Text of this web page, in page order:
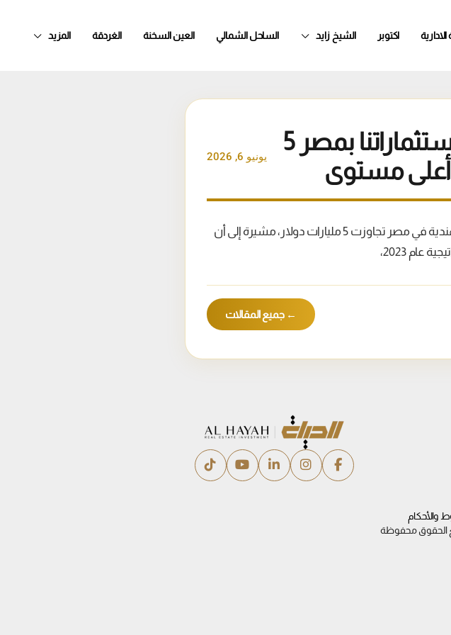
اكتوبر الشيخ زايد الساحل الشمالي العين السخنة الغردقة المزيد
نائب سفير الهند بالإسكندرية: استثماراتنا بمصر 5
أعلى مستوى
يونيو 6, 2026
أكدت سي سوشما، نائب سفير الهند بالقاهرة، أن الاستثمارات الهندية في مصر تجاوزت 5 مليارات دولار، مشيرة إلى أن
2023،
← جميع المقالات
والأحكام
الحقوق محفوظة